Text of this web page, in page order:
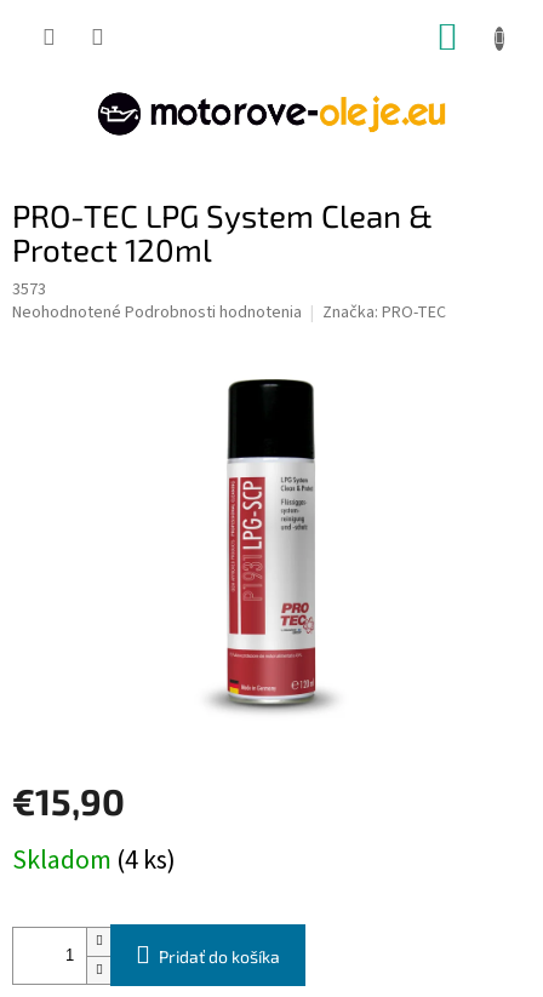
PRO-TEC LPG System Clean &
Protect 120ml
3573
Priemerné
Neohodnotené Podrobnosti hodnotenia Značka: PRO-TEC
€15,90
cena:
Skladom (4 ks)
Pridať do košíka